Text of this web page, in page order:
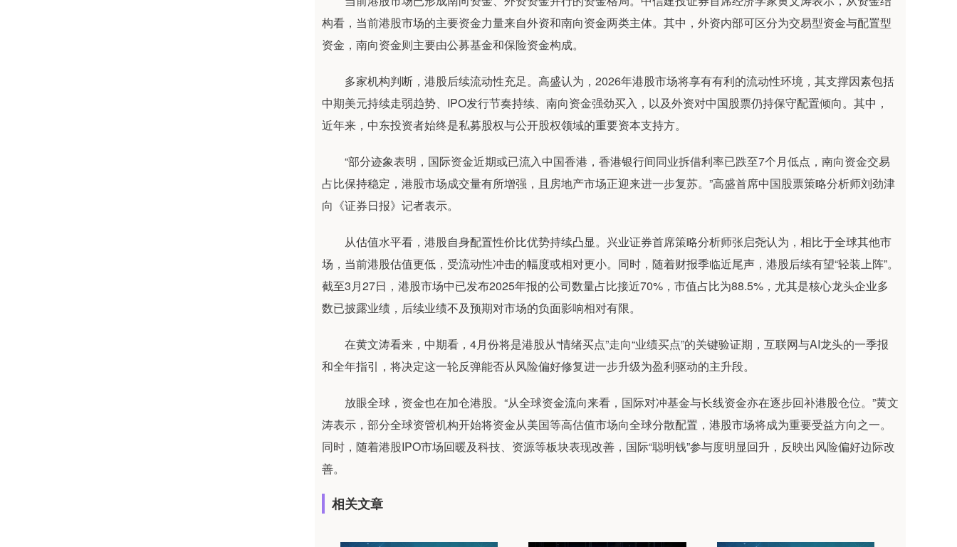
构看，当前港股市场的主要资金力量来自外资和南向资金两类主体。其中，外资内部可区分为交易型资金与配置型
资金，南向资金则主要由公募基金和保险资金构成。
多家机构判断，港股后续流动性充足。高盛认为，2026年港股市场将享有有利的流动性环境，其支撑因素包括
中期美元持续走弱趋势、IPO发行节奏持续、南向资金强劲买入，以及外资对中国股票仍持保守配置倾向。其中，
近年来，中东投资者始终是私募股权与公开股权领域的重要资本支持方。
“部分迹象表明，国际资金近期或已流入中国香港，香港银行间同业拆借利率已跌至7个月低点，南向资金交易
占比保持稳定，港股市场成交量有所增强，且房地产市场正迎来进一步复苏。”高盛首席中国股票策略分析师刘劲津
向《证券日报》记者表示。
从估值水平看，港股自身配置性价比优势持续凸显。兴业证券首席策略分析师张启尧认为，相比于全球其他市
场，当前港股估值更低，受流动性冲击的幅度或相对更小。同时，随着财报季临近尾声，港股后续有望“轻装上阵”。
截至3月27日，港股市场中已发布2025年报的公司数量占比接近70%，市值占比为88.5%，尤其是核心龙头企业多
数已披露业绩，后续业绩不及预期对市场的负面影响相对有限。
在黄文涛看来，中期看，4月份将是港股从“情绪买点”走向“业绩买点”的关键验证期，互联网与AI龙头的一季报
和全年指引，将决定这一轮反弹能否从风险偏好修复进一步升级为盈利驱动的主升段。
放眼全球，资金也在加仓港股。“从全球资金流向来看，国际对冲基金与长线资金亦在逐步回补港股仓位。”黄文
涛表示，部分全球资管机构开始将资金从美国等高估值市场向全球分散配置，港股市场将成为重要受益方向之一。
同时，随着港股IPO市场回暖及科技、资源等板块表现改善，国际“聪明钱”参与度明显回升，反映出风险偏好边际改
善。
相关文章